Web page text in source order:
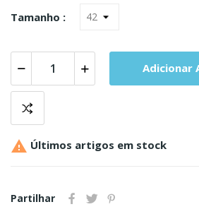
Tamanho :
Adicionar
 Últimos artigos em stock
Partilhar